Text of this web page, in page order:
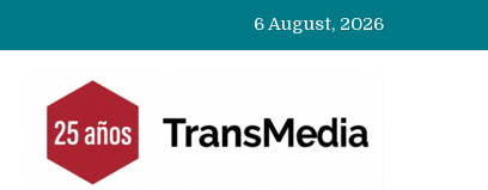
6 August, 2026